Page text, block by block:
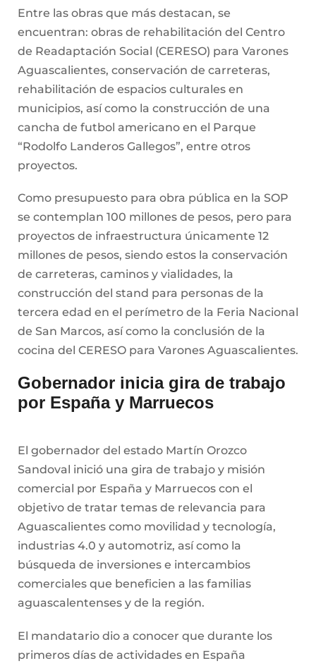
Entre las obras que más destacan, se
encuentran: obras de rehabilitación del Centro
de Readaptación Social (CERESO) para Varones
Aguascalientes, conservación de carreteras,
rehabilitación de espacios culturales en
municipios, así como la construcción de una
cancha de futbol americano en el Parque
“Rodolfo Landeros Gallegos”, entre otros
proyectos.
Como presupuesto para obra pública en la SOP
se contemplan 100 millones de pesos, pero para
proyectos de infraestructura únicamente 12
millones de pesos, siendo estos la conservación
de carreteras, caminos y vialidades, la
construcción del stand para personas de la
tercera edad en el perímetro de la Feria Nacional
de San Marcos, así como la conclusión de la
cocina del CERESO para Varones Aguascalientes.
Gobernador inicia gira de trabajo
por España y Marruecos
El gobernador del estado Martín Orozco
Sandoval inició una gira de trabajo y misión
comercial por España y Marruecos con el
objetivo de tratar temas de relevancia para
Aguascalientes como movilidad y tecnología,
industrias 4.0 y automotriz, así como la
búsqueda de inversiones e intercambios
comerciales que beneficien a las familias
aguascalentenses y de la región.
El mandatario dio a conocer que durante los
primeros días de actividades en España